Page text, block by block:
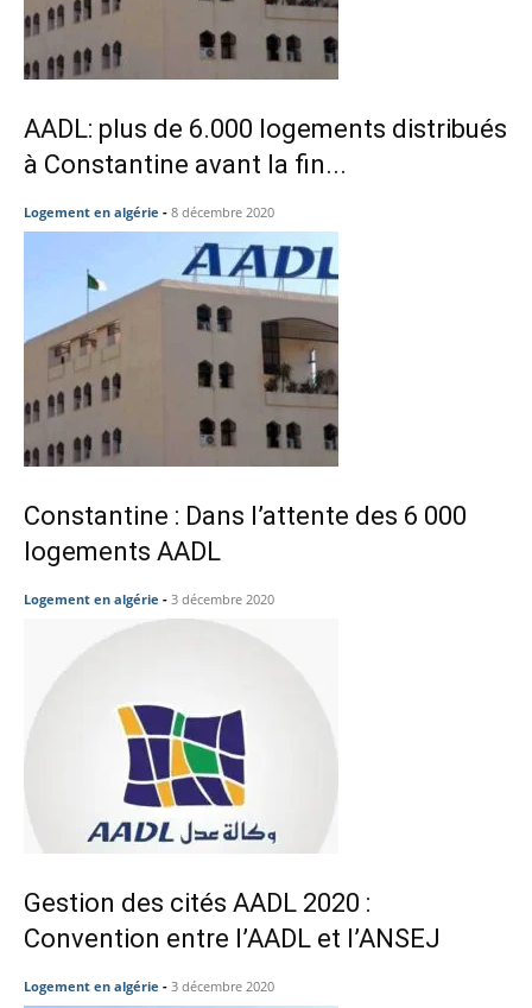
AADL: plus de 6.000 logements distribués
à Constantine avant la fin...
Logement en algérie - 8 décembre 2020
Constantine : Dans l’attente des 6 000
logements AADL
Logement en algérie - 3 décembre 2020
Gestion des cités AADL 2020 :
Convention entre l’AADL et l’ANSEJ
Logement en algérie - 3 décembre 2020